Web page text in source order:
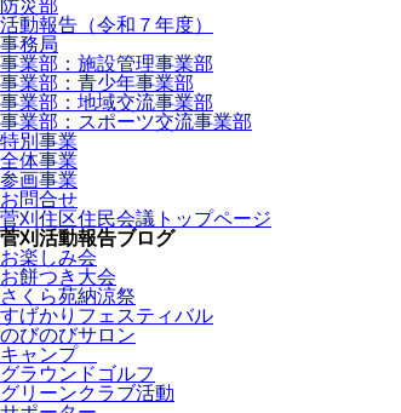
防災部
活動報告（令和７年度）
事務局
事業部：施設管理事業部
事業部：青少年事業部
事業部：地域交流事業部
事業部：スポーツ交流事業部
特別事業
全体事業
参画事業
お問合せ
菅刈住区住民会議トップページ
菅刈活動報告ブログ
お楽しみ会
お餅つき大会
さくら苑納涼祭
すげかりフェスティバル
のびのびサロン
キャンプ
グラウンドゴルフ
グリーンクラブ活動